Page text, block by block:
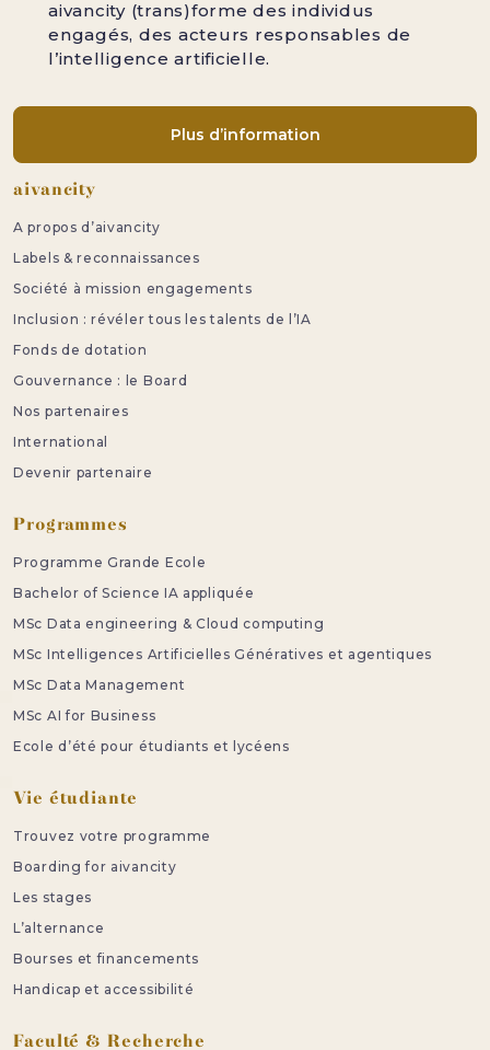
aivancity (trans)forme des individus
engagés, des acteurs responsables de
l’intelligence artificielle.
Plus d’information
Pied de page
aivancity
A propos d’aivancity
Labels & reconnaissances
Société à mission engagements
Inclusion : révéler tous les talents de l’IA
Fonds de dotation
Gouvernance : le Board
Nos partenaires
International
Devenir partenaire
Programmes
Programme Grande Ecole
Bachelor of Science IA appliquée
MSc Data engineering & Cloud computing
MSc Intelligences Artificielles Génératives et agentiques
MSc Data Management
MSc AI for Business
Ecole d’été pour étudiants et lycéens
Vie étudiante
Trouvez votre programme
Boarding for aivancity
Les stages
L’alternance
Bourses et financements
Handicap et accessibilité
Faculté & Recherche